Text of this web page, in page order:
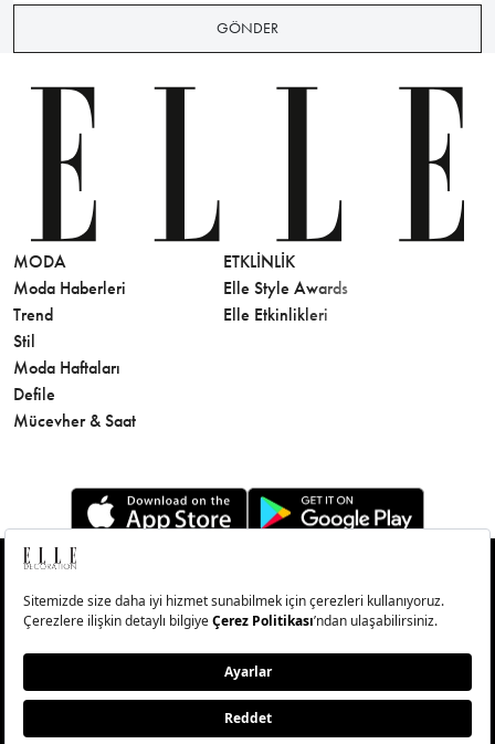
GÖNDER
MODA
Moda Haberleri
Trend
Stil
Moda Haftaları
Defile
Mücevher & Saat
ETKLINLIK
Elle Style Awards
Elle Etkinlikleri
© Big Medya Teknoloji A.Ş. Altunizade Mahallesi Kuşbakışı
Caddesi No:27/1 Üsküdar/İstanbul